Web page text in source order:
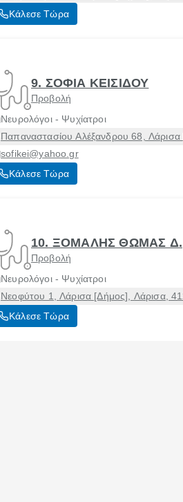
Κάλεσε Τώρα
9. ΣΟΦΙΑ ΚΕΙΣΙΔΟΥ
Προβολή
Νευρολόγοι - Ψυχίατροι
Παπαναστασίου Αλέξανδρου 68,
sofikei@yahoo.gr
Κάλεσε Τώρα
10. ΞΟΜΑΛΗΣ ΘΩΜΑΣ Δ.
Προβολή
Νευρολόγοι - Ψυχίατροι
Νεοφύτου 1, Λάρισα [Δήμος], Λάρισα,
Κάλεσε Τώρα